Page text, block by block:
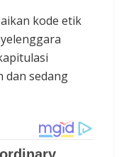
kode etik
dan sedang